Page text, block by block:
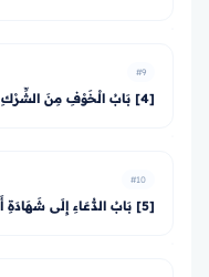
#9
[4] بَابُ الْخَوْفِ مِنَ الشِّرْكِ
#10
[5] بَابُ الدُّعَاءِ إِلَى شَهَادَةِ أَنْ لَا إِلَهَ إِلَّا اللهُ